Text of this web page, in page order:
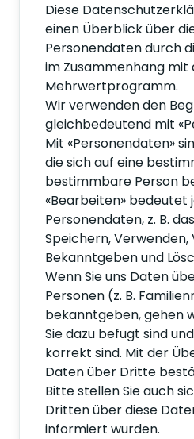
Diese
einen Überblick über
Personendaten durch
im Zusammenhang mit
Mehrwertprogramm.
Wir verwenden den
gleichbedeutend mit
Mit «Personendaten»
die sich auf eine
bestimmbare Person
«Bearbeiten» bedeutet
Personendaten, z. B.
Speichern, Verwenden,
Bekanntgeben und
Wenn Sie uns Daten
Personen (z. B.
bekanntgeben, gehen
Sie dazu befugt sind
korrekt sind. Mit der
Daten über Dritte
Bitte stellen Sie auch
Dritten über diese
informiert wurden.